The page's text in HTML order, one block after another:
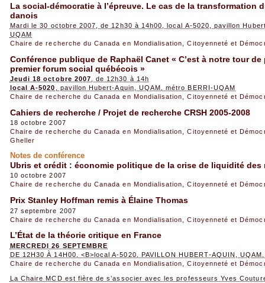
La social-démocratie à l’épreuve. Le cas de la transformation
danois
Mardi le 30 octobre 2007, de 12h30 à 14h00, local A-5020, pavillon
UQAM
Chaire de recherche du Canada en Mondialisation, Citoyenneté et
Conférence publique de Raphaël Canet « C’est à notre tour
premier forum social québécois »
Jeudi 18 octobre 2007 , de 12h30 à 14h
local A-5020
, pavillon Hubert-Aquin, UQAM, métro BERRI-UQAM
Chaire de recherche du Canada en Mondialisation, Citoyenneté et
Cahiers de recherche / Projet de recherche CRSH 2005-2008
18 octobre 2007
Chaire de recherche du Canada en Mondialisation, Citoyenneté et
Gheller
Notes de conférence
Ubris et crédit : économie politique de la crise de liquidité des
10 octobre 2007
Chaire de recherche du Canada en Mondialisation, Citoyenneté et
Prix Stanley Hoffman remis à Élaine Thomas
27 septembre 2007
Chaire de recherche du Canada en Mondialisation, Citoyenneté et
L’État de la théorie critique en France
MERCREDI 26 SEPTEMBRE
DE 12H30 À 14H00, <B>local A-5020, PAVILLON HUBERT-AQUIN,
Chaire de recherche du Canada en Mondialisation, Citoyenneté et
La Chaire MCD est fière de s’associer avec les professeurs Yves